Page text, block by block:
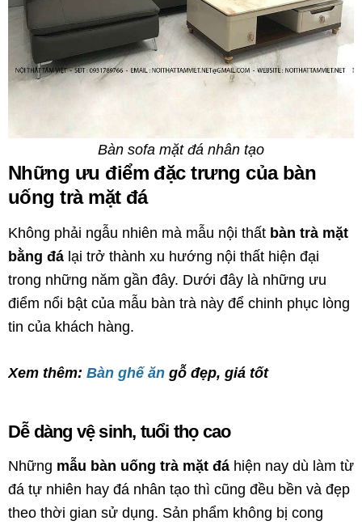
Bàn sofa mặt đá nhân tạo
Những ưu điểm đặc trưng của bàn
uống trà mặt đá
Không phải ngẫu nhiên mà mẫu nội thất bàn trà mặt
bằng đá lại trở thành xu hướng nội thất hiện đại
trong những năm gần đây. Dưới đây là những ưu
điểm nổi bật của mẫu bàn trà này để chinh phục lòng
tin của khách hàng.
Xem thêm: Bàn ghế ăn gỗ đẹp, giá tốt
Dễ dàng vệ sinh, tuổi thọ cao
Những mẫu bàn uống trà mặt đá hiện nay dù làm từ
đá tự nhiên hay đá nhân tạo thì cũng đều bền và đẹp
theo thời gian sử dụng. Sản phẩm không bị cong